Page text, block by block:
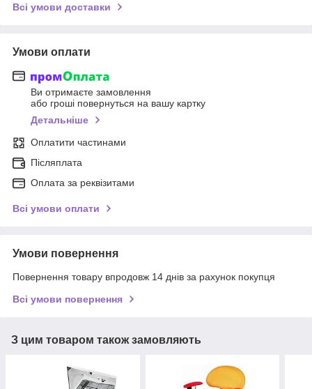
Всі умови доставки
Умови оплати
Ви отримаєте замовлення
або гроші повернуться на вашу картку
Детальніше
Оплатити частинами
Післяплата
Оплата за реквізитами
Всі умови оплати
Умови повернення
Повернення товару впродовж 14 днів за рахунок покупця
Всі умови повернення
З цим товаром також замовляють